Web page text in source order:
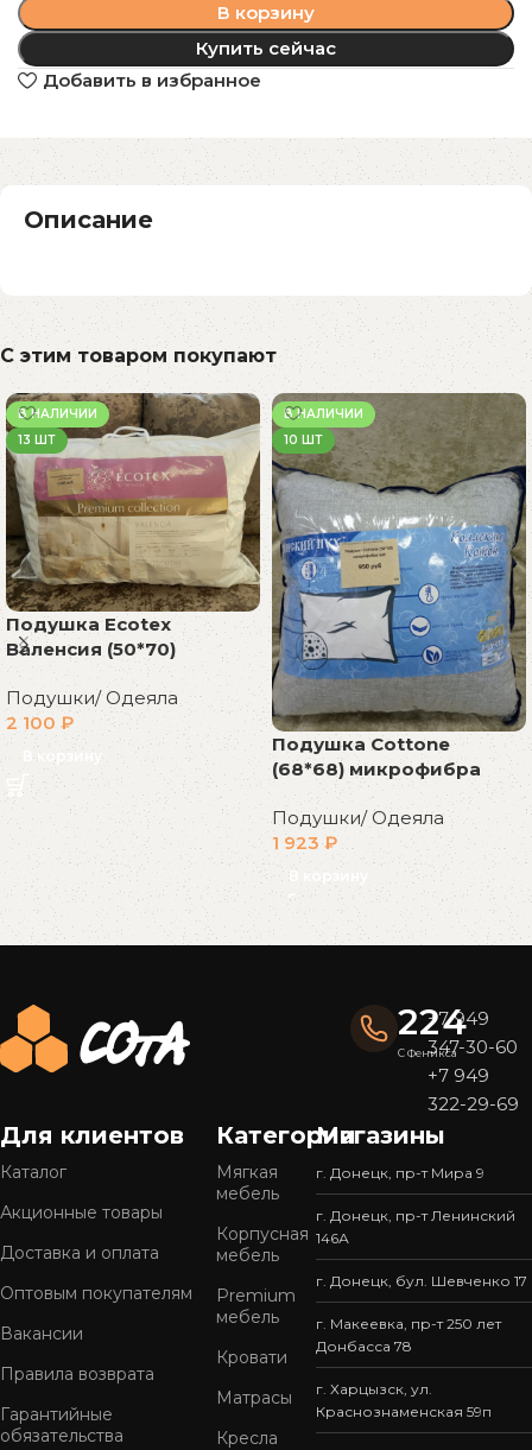
В корзину
Купить сейчас
Добавить в избранное
Описание
С этим товаром покупают
В НАЛИЧИИ
13 ШТ
Подушка Ecotex
Валенсия (50*70)
Подушки/ Одеяла
2 100 ₽
В корзину
В НАЛИЧИИ
10 ШТ
Подушка Cottone
(68*68) микрофибра
Подушки/ Одеяла
1 923₽
В корзину
Read More
224
С Феникса
+7 949
347-30-60
+7 949
322-29-69
Для клиентов
Каталог
Акционные товары
Доставка и оплата
Оптовым покупателям
Вакансии
Правила возврата
Гарантийные
обязательства
Категории
Мягкая
мебель
Корпусная
мебель
Premium
мебель
Кровати
Матрасы
Кресла
Магазины
г. Донецк, пр-т Мира 9
г. Донецк, пр-т Ленинский
146А
г. Донецк, бул. Шевченко 17
г. Макеевка, пр-т 250 лет
Донбасса 78
г. Харцызск, ул.
Краснознаменская 59п